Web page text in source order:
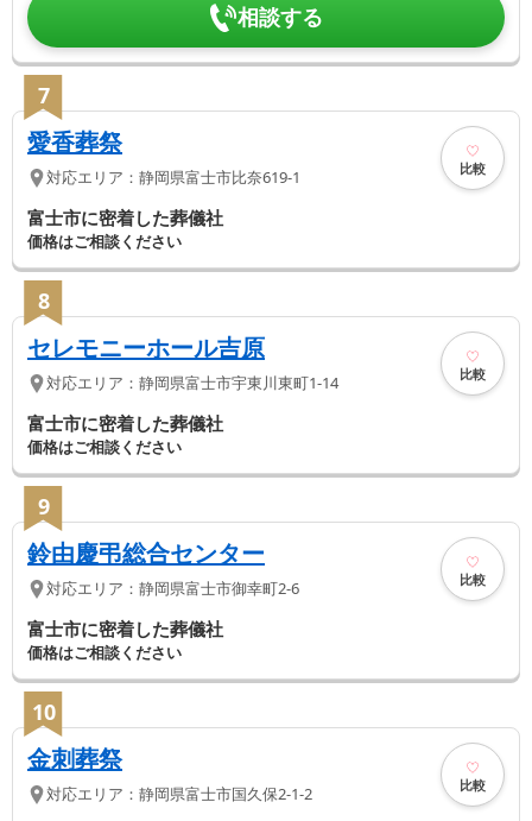
相談する
7
愛香葬祭
対応エリア： 静岡県富士市比奈619-1 比較
富士市に密着した葬儀社
価格はご相談ください
8
セレモニーホール吉原
対応エリア： 静岡県富士市宇東川東町1-14 比較
富士市に密着した葬儀社
価格はご相談ください
9
鈴由慶弔総合センター
対応エリア： 静岡県富士市御幸町2-6 比較
富士市に密着した葬儀社
価格はご相談ください
10
金刺葬祭
対応エリア： 静岡県富士市国久保2-1-2 比較